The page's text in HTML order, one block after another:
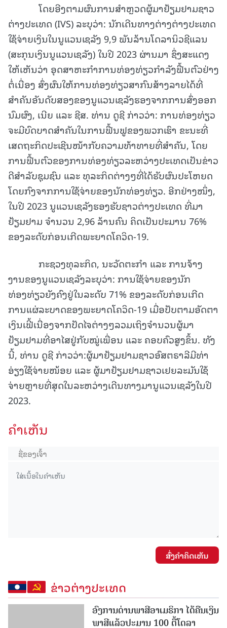
ໂດຍອີງຕາມຜົນການສຳຫຼວດຜູ້ມາຢ້ຽມຢາມຊາວ
ຕ່າງປະເທດ (IVS) ລະບຸວ່າ: ນັກເດີນທາງຕ່າງຕ່າງປະເທດ
ໃຊ້ຈ່າຍເງິນໃນນູແວນເຊລັງ 9,9 ພັນລ້ານໂດລານິວຊີແລນ
(ສະກຸນເງິນນູແວນເຊລັງ) ໃນປີ 2023 ຜ່ານມາ ຊຶ່ງສະແດງ
ໃຫ້ເຫັນວ່າ ອຸດສາຫະກຳການທ່ອງທ່ຽວກຳລັງຟື້ນຕົວຢ່າງ
ຕໍ່ເນື່ອງ ສົ່ງຜົນໃຫ້ການທ່ອງທ່ຽວສາກົນສ້າງລາຍໄດ້ທີ່
ສຳຄັນອັນດັບສອງຂອງນູແວນເຊລັງຮອງຈາກການສົ່ງອອກ
ນົມຜົງ, ເນີຍ ແລະ ຊີສ. ທ່ານ ດູຊີ ກ່າວວ່າ: ການທ່ອງທ່ຽວ
ຈະມີບົດບາດສຳຄັນໃນການຟື້ນຟູຂອງພວກເຮົາ ຂະນະທີ່
ເສດຖະກິດປະເຊີນໜ້າກັບຄວາມທ້າທາຍທີ່ສຳຄັນ, ໂດຍ
ການຟື້ນຕົວຂອງການທ່ອງທ່ຽວລະຫວ່າງປະເທດເປັນຂ່າວ
ດີສຳລັບຊຸມຊົນ ແລະ ທຸລະກິດຕ່າງໆທີ່ໄດ້ຮັບຜົນປະໂຫຍດ
ໂດຍກົງຈາກການໃຊ້ຈ່າຍຂອງນັກທ່ອງທ່ຽວ. ອີກຢ່າງໜຶ່ງ,
ໃນປີ 2023 ນູແວນເຊລັງຮອງຮັບຊາວຕ່າງປະເທດ ທີ່ມາ
ຢ້ຽມຢາມ ຈຳນວນ 2,96 ລ້ານຄົນ ຄິດເປັນປະມານ 76%
ຂອງລະດັບກ່ອນເກີດພະຍາດໂຄວິດ-19.
ກະຊວງທຸລະກິດ, ນະວັດຕະກຳ ແລະ ການຈ້າງ
ງານຂອງນູແວນເຊລັງລະບຸວ່າ: ການໃຊ້ຈ່າຍຂອງນັກ
ທ່ອງທ່ຽວຍັງຄົງຢູ່ໃນລະດັບ 71% ຂອງລະດັບກ່ອນເກີດ
ການແຜ່ລະບາດຂອງພະຍາດໂຄວິດ-19 ເມື່ອປັບຕາມອັດຕາ
ເງິນເຟີ້ເນື່ອງຈາກປັດໄຈຕ່າງໆລວມເຖິງຈຳນວນຜູ້ມາ
ຢ້ຽມຢາມທີ່ອາໄສຢູ່ກັບໝູ່ເພື່ອນ ແລະ ຄອບຄົວສູງຂຶ້ນ. ທັງ
ນີ້, ທ່ານ ດູຊີ ກ່າວວ່າ:ຜູ້ມາຢ້ຽມຢາມຊາວອົສຕຣາລີມີທ່າ
ອ່ຽງໃຊ້ຈ່າຍໜ້ອຍ ແລະ ຜູ້ມາຢ້ຽມຢາມຊາວເຢຍລະມັນໃຊ້
ຈ່າຍຫຼາຍທີ່ສຸດໃນລະຫວ່າງເດີນທາງມານູແວນເຊລັງໃນປີ
2023.
ຄໍາເຫັນ
ສົ່ງຄໍາຄິດເຫັນ
ຂ່າວຕ່າງປະເທດ
ອົງການດ່ານພາສີອາເມຣິກາ ໄດ້ຄືນເງິນ
ພາສີແລ້ວປະມານ 100 ຕື້ໂດລາ